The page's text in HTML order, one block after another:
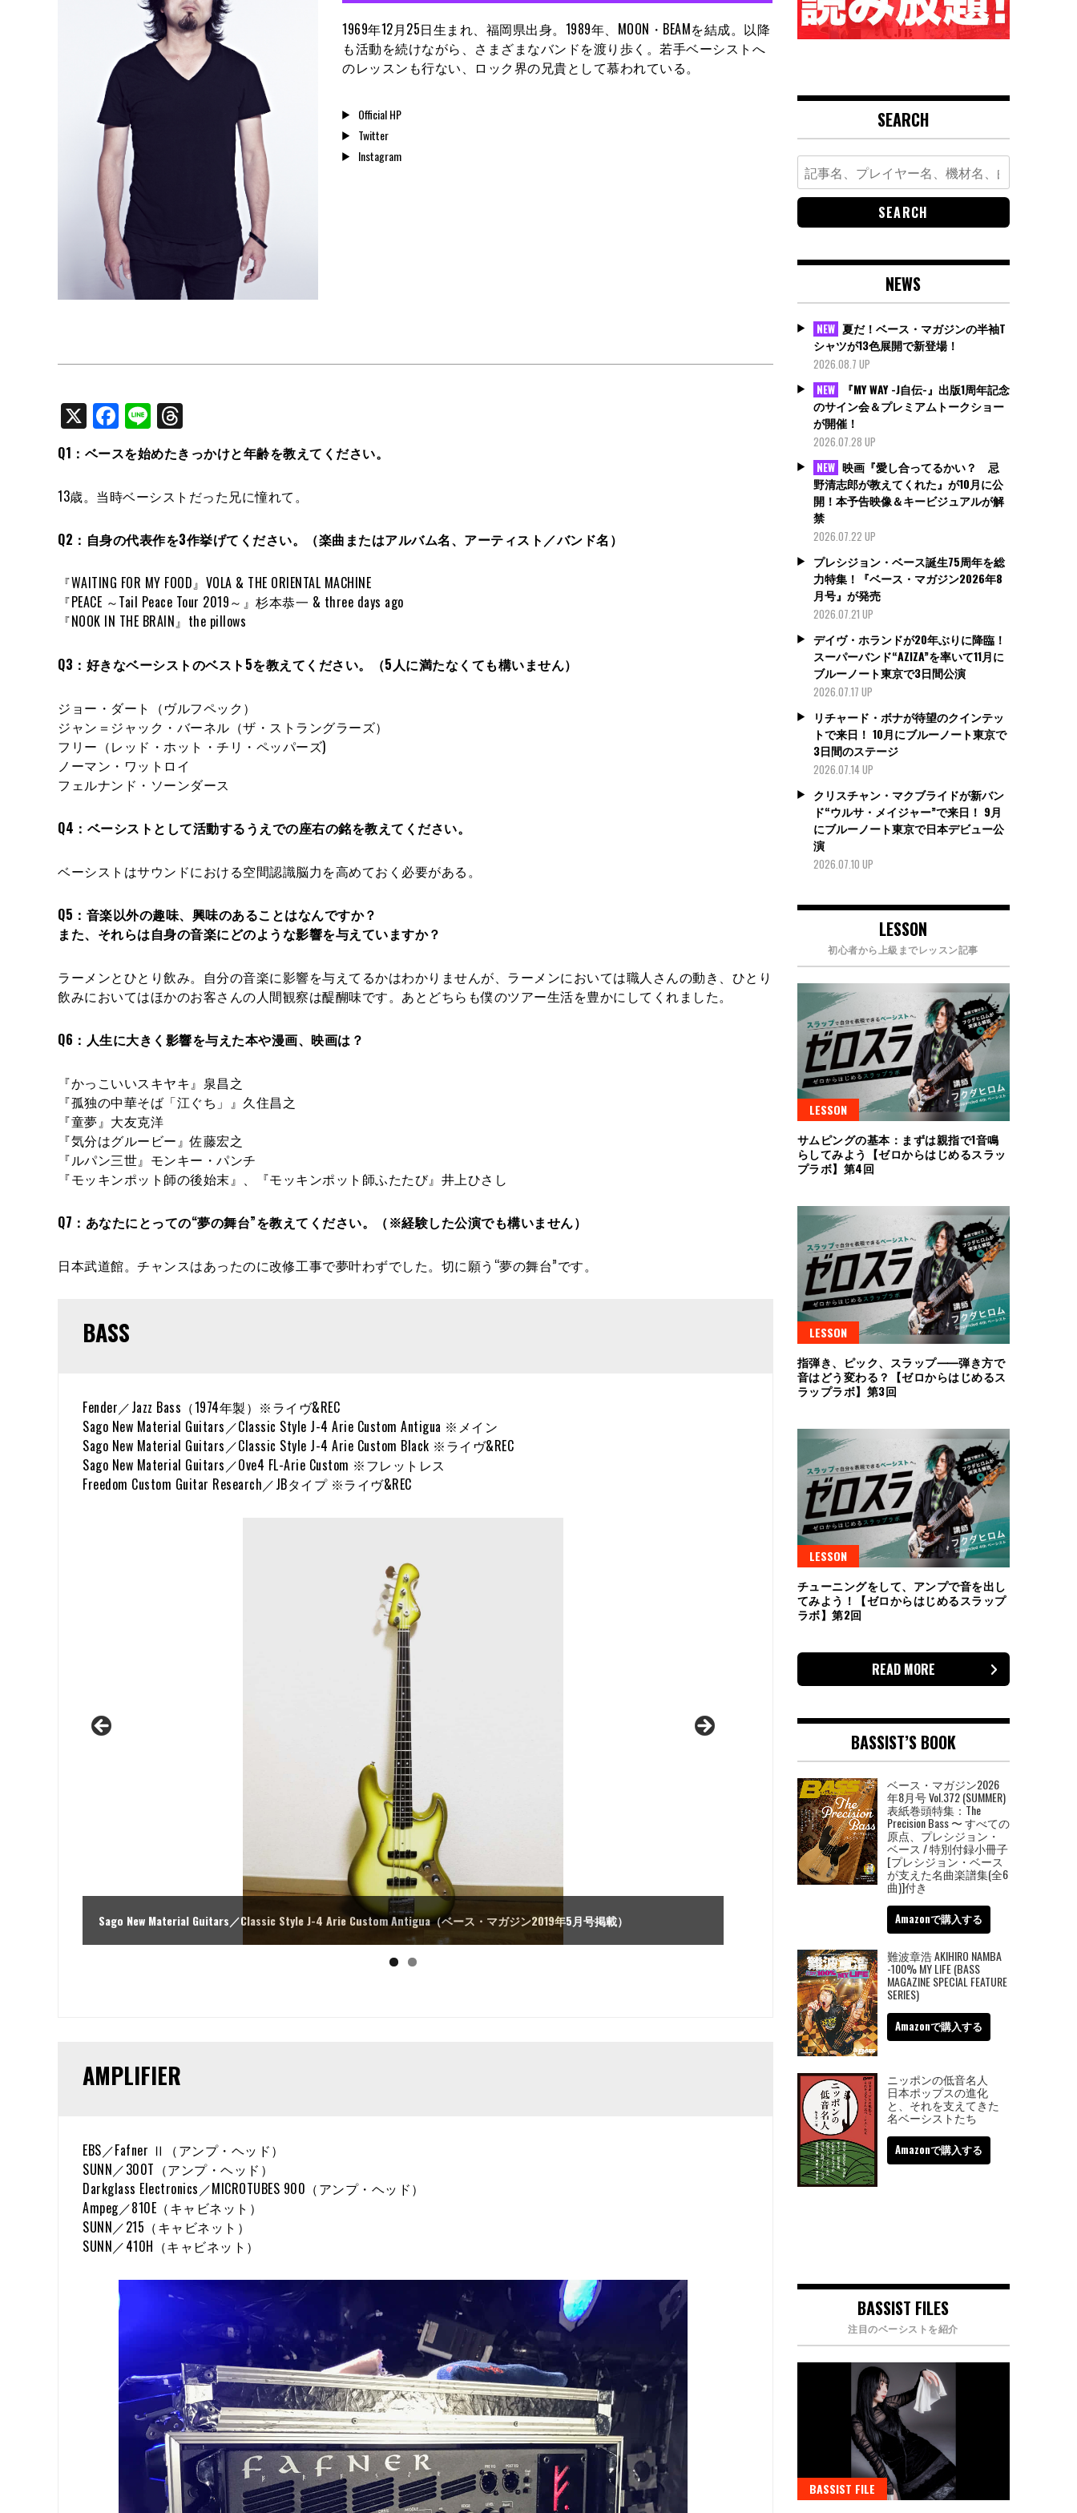
1969年12月25日生まれ、福岡県出身。1989年、MOON・BEAMを結成。以降
も活動を続けながら、さまざまなバンドを渡り歩く。若手ベーシストへ
のレッスンも行ない、ロック界の兄貴として慕われている。
Official HP
Twitter
Instagram
X Facebook
Line
Q1：ベースを始めたきっかけと年齢を教えてください。
13歳。当時ベーシストだった兄に憧れて。
Q2：自身の代表作を3作挙げてください。（楽曲またはアルバム名、アーティスト／バンド名）
『WAITING FOR MY FOOD』VOLA & THE ORIENTAL MACHINE
『PEACE ～Tail Peace Tour 2019～』杉本恭一 & three days ago
『NOOK IN THE BRAIN』the pillows
Q3：好きなベーシストのベスト5を教えてください。（5人に満たなくても構いません）
ジョー・ダート（ヴルフペック）
ジャン＝ジャック・バーネル（ザ・ストラングラーズ）
フリー（レッド・ホット・チリ・ペッパーズ)
ノーマン・ワットロイ
フェルナンド・ソーンダース
Q4：ベーシストとして活動するうえでの座右の銘を教えてください。
ベーシストはサウンドにおける空間認識脳力を高めておく必要がある。
Q5：音楽以外の趣味、興味のあることはなんですか？
また、それらは自身の音楽にどのような影響を与えていますか？
ラーメンとひとり飲み。自分の音楽に影響を与えてるかはわかりませんが、ラーメンにおいては職人さんの動き、ひとり
飲みにおいてはほかのお客さんの人間観察は醍醐味です。あとどちらも僕のツアー生活を豊かにしてくれました。
Q6：人生に大きく影響を与えた本や漫画、映画は？
『かっこいいスキヤキ』泉昌之
『孤独の中華そば「江ぐち」』久住昌之
『童夢』大友克洋
『気分はグルービー』佐藤宏之
『ルパン三世』モンキー・パンチ
『モッキンポット師の後始末』、『モッキンポット師ふたたび』井上ひさし
Q7：あなたにとっての“夢の舞台”を教えてください。（※経験した公演でも構いません）
日本武道館。チャンスはあったのに改修工事で夢叶わずでした。切に願う“夢の舞台”です。
BASS
Fender／Jazz Bass（1974年製）※ライヴ&REC
Sago New Material Guitars／Classic Style J-4 Arie Custom Antigua ※メイン
Sago New Material Guitars／Classic Style J-4 Arie Custom Black ※ライヴ&REC
Sago New Material Guitars／Ove4 FL-Arie Custom ※フレットレス
Freedom Custom Guitar Research／JBタイプ ※ライヴ&REC
Sago New Material Guitars／Classic Style J-4 Arie Custom Antigua（ベース・マガジン2019年5月号掲載）
AMPLIFIER
EBS／Fafner Ⅱ（アンプ・ヘッド）
SUNN／300T（アンプ・ヘッド）
Darkglass Electronics／MICROTUBES 900（アンプ・ヘッド）
Ampeg／810E（キャビネット）
SUNN／215（キャビネット）
SUNN／410H（キャビネット）
SEARCH
Search
for:
NEWS
NEW 夏だ！ベース・マガジンの半袖T
シャツが13色展開で新登場！
2026.08.7 UP
NEW
『MY WAY -J自伝-』出版1周年記念
のサイン会＆プレミアムトークショー
が開催！
2026.07.28 UP
NEW 映画『愛し合ってるかい？ 忌
野清志郎が教えてくれた』が10月に公
開！本予告映像＆キービジュアルが解
禁
2026.07.22 UP
プレシジョン・ベース誕生75周年を総
力特集！『ベース・マガジン2026年8
月号』が発売
2026.07.21 UP
デイヴ・ホランドが20年ぶりに降臨！
スーパーバンド“AZIZA”を率いて11月に
ブルーノート東京で3日間公演
2026.07.17 UP
リチャード・ボナが待望のクインテッ
トで来日！ 10月にブルーノート東京で
3日間のステージ
2026.07.14 UP
クリスチャン・マクブライドが新バン
ド“ウルサ・メイジャー”で来日！ 9月
にブルーノート東京で日本デビュー公
演
2026.07.10 UP
LESSON
初心者から上級までレッスン記事
LESSON
サムピングの基本：まずは親指で1音鳴
らしてみよう【ゼロからはじめるスラッ
プラボ】第4回
LESSON
指弾き、ピック、スラップ⸺弾き方で
音はどう変わる？【ゼロからはじめるス
ラップラボ】第3回
LESSON
チューニングをして、アンプで音を出し
てみよう！【ゼロからはじめるスラップ
ラボ】第2回
READ MORE
BASSIST’S BOOK
ベース・マガジン2026
年8月号 Vol.372 (SUMMER)
表紙巻頭特集：The
Precision Bass 〜 すべての
原点、プレシジョン・
ベース / 特別付録小冊子
[プレシジョン・ベース
が支えた名曲楽譜集(全6
曲)]付き
Amazonで購入する
難波章浩 AKIHIRO NAMBA
-100% MY LIFE (BASS
MAGAZINE SPECIAL FEATURE
SERIES)
Amazonで購入する
ニッポンの低音名人
日本ポップスの進化
と、それを支えてきた
名ベーシストたち
Amazonで購入する
BASSIST FILES
注目のベーシストを紹介
BASSIST FILE